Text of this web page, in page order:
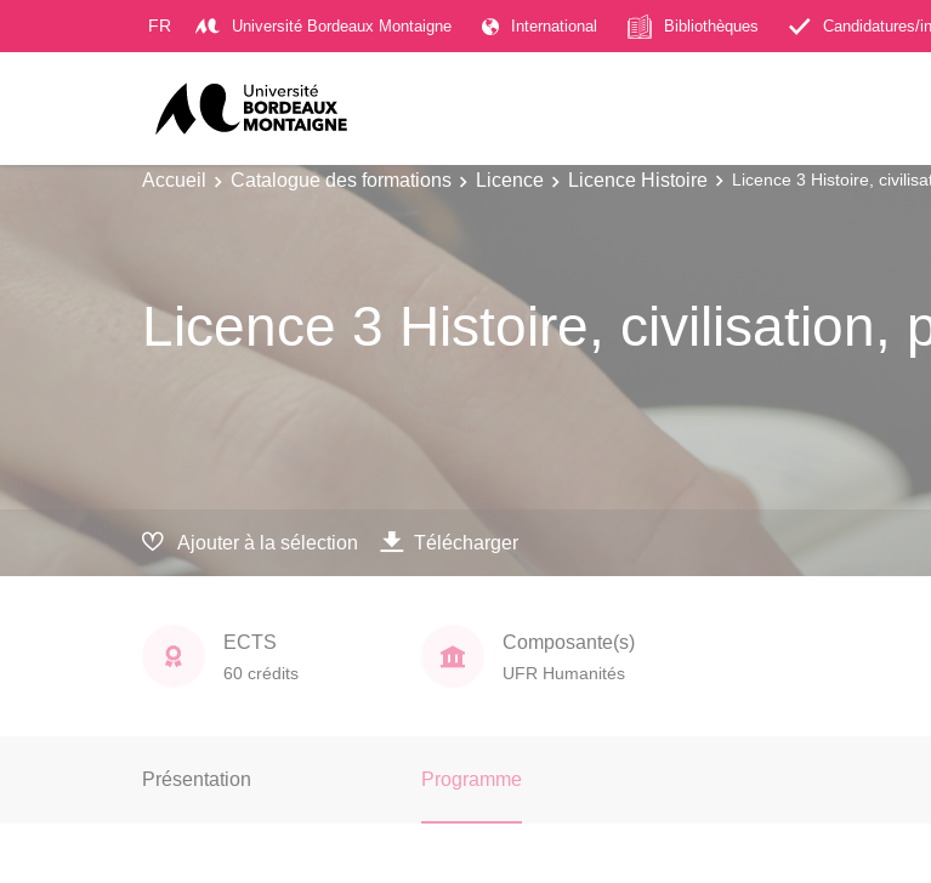
FR Université Bordeaux Montaigne International Bibliothèques Candidatures/
Accueil Catalogue des formations Licence Licence Histoire Licence 3 Histoire,
Licence 3 Histoire, civilisation,
Ajouter à la sélection Télécharger
ECTS
60 crédits
Composante(s)
UFR Humanités
Présentation Programme